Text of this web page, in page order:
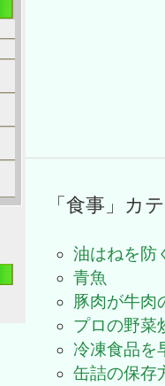
「食事」カ
油はねを防
青魚
豚肉が牛肉
プロの野菜
冷凍食品を
缶詰の保存